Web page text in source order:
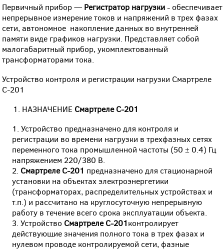
Первичный прибор — Регистратор нагрузки- обеспечивает
непрерывное измерение токов и напряжений в трех фазах
сети, автономное накопление данных во внутренней
памяти виде графиков нагрузки. Представляет собой
малогабаритный прибор, укомплектованный
трансформаторами тока.
Устройство контроля и регистрации нагрузки Смартреле
С-201
1. НАЗНАЧЕНИЕ Смартреле С-201
Устройство предназначено для контроля и
регистрации во времени нагрузки в трехфазных сетях
переменного тока промышленной частоты (50 ± 0.4) Гц
напряжением 220/380 В.
Смартреле С-201 предназначено для стационарной
установки на объектах электроэнергетики
(трансформаторах, распределительных устройствах и
т.п.) и рассчитано на круглосуточную непрерывную
работу в течение всего срока эксплуатации объекта.
Устройство Смартреле С-201контролирует
действующие значения полного тока в трех фазах и
нулевом проводе контролируемой сети, фазные